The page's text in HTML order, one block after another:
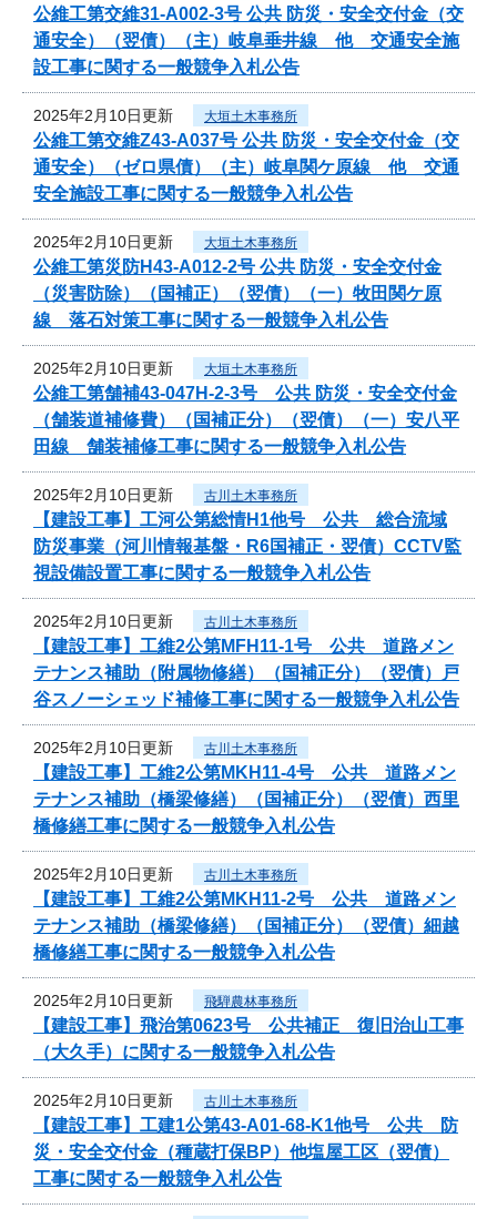
公維工第交維31-A002-3号 公共 防災・安全交付金（交
通安全）（翌債）（主）岐阜垂井線 他 交通安全施
設工事に関する一般競争入札公告
2025年2月10日更新 大垣土木事務所
公維工第交維Z43-A037号 公共 防災・安全交付金（交
通安全）（ゼロ県債）（主）岐阜関ケ原線 他 交通
安全施設工事に関する一般競争入札公告
2025年2月10日更新 大垣土木事務所
公維工第災防H43-A012-2号 公共 防災・安全交付金
（災害防除）（国補正）（翌債）（一）牧田関ケ原
線 落石対策工事に関する一般競争入札公告
2025年2月10日更新 大垣土木事務所
公維工第舗補43-047H-2-3号 公共 防災・安全交付金
（舗装道補修費）（国補正分）（翌債）（一）安八平
田線 舗装補修工事に関する一般競争入札公告
2025年2月10日更新 古川土木事務所
【建設工事】工河公第総情H1他号 公共 総合流域
防災事業（河川情報基盤・R6国補正・翌債）CCTV監
視設備設置工事に関する一般競争入札公告
2025年2月10日更新 古川土木事務所
【建設工事】工維2公第MFH11-1号 公共 道路メン
テナンス補助（附属物修繕）（国補正分）（翌債）戸
谷スノーシェッド補修工事に関する一般競争入札公告
2025年2月10日更新 古川土木事務所
【建設工事】工維2公第MKH11-4号 公共 道路メン
テナンス補助（橋梁修繕）（国補正分）（翌債）西里
橋修繕工事に関する一般競争入札公告
2025年2月10日更新 古川土木事務所
【建設工事】工維2公第MKH11-2号 公共 道路メン
テナンス補助（橋梁修繕）（国補正分）（翌債）細越
橋修繕工事に関する一般競争入札公告
2025年2月10日更新 飛騨農林事務所
【建設工事】飛治第0623号 公共補正 復旧治山工事
（大久手）に関する一般競争入札公告
2025年2月10日更新 古川土木事務所
【建設工事】工建1公第43-A01-68-K1他号 公共 防
災・安全交付金（種蔵打保BP）他塩屋工区（翌債）
工事に関する一般競争入札公告